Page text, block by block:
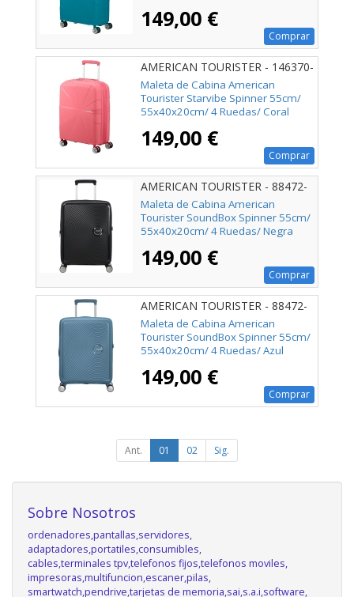
149,00 €
Comprar
AMERICAN TOURISTER - 146370-
A039
Maleta de Cabina American
Tourister Starvibe Spinner 55cm/
55x40x20cm/ 4 Ruedas/ Coral
149,00 €
Comprar
AMERICAN TOURISTER - 88472-
1027
Maleta de Cabina American
Tourister SoundBox Spinner 55cm/
55x40x20cm/ 4 Ruedas/ Negra
149,00 €
Comprar
AMERICAN TOURISTER - 88472-
E612
Maleta de Cabina American
Tourister SoundBox Spinner 55cm/
55x40x20cm/ 4 Ruedas/ Azul
149,00 €
Comprar
Ant. 01 02 Sig.
Sobre Nosotros
ordenadores,pantallas,servidores,
adaptadores,portatiles,consumibles,
cables,terminales tpv,telefonos fijos,telefonos moviles,
impresoras,multifuncion,escaner,pilas,
smartwatch,pendrive,tarjetas de memoria,sai,s.a.i,software,